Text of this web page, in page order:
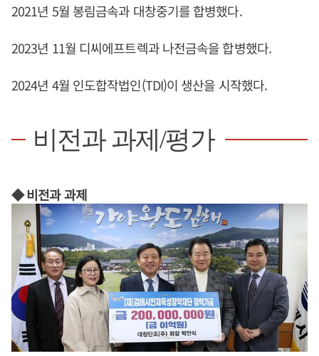
2021년 5월 봉림금속과 대창중기를 합병했다.
2023년 11월 디씨에프트렉과 나전금속을 합병했다.
2024년 4월 인도합작법인(TDI)이 생산을 시작했다.
비전과 과제/평가
◆ 비전과 과제